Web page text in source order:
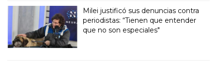
Milei justificó sus denuncias contra
periodistas: “Tienen que entender
que no son especiales"